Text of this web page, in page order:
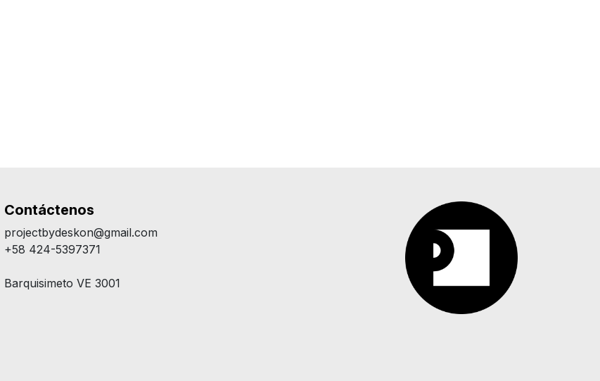
Contáctenos
projectbydeskon@gmail.com
+58 424-5397371
Barquisimeto VE 3001